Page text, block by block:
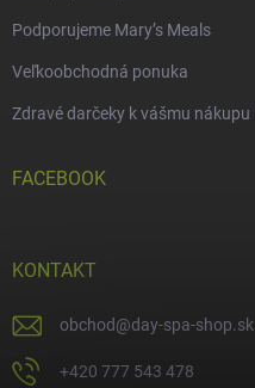
Podporujeme Mary’s Meals
Veľkoobchodná ponuka
Zdravé darčeky k vášmu nákupu
FACEBOOK
KONTAKT
obchod@day-spa-shop.sk
+420 777 543 478